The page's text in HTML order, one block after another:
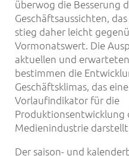
überwog die Besserung
Geschäftsaussichten,
stieg daher leicht
Vormonatswert. Die
aktuellen und
bestimmen die
Geschäftsklimas, das
Vorlaufindikator für die
Produktionsentwicklung
Medienindustrie
Der saison- und